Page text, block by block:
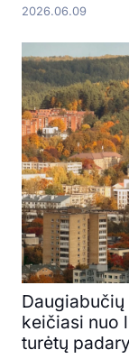
2026.06.09
keičiasi nuo
turėtų